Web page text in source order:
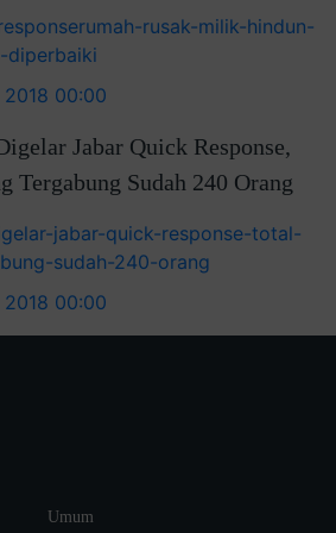
rusak-milik-hindun-
diperbaiki
2018 00:00
Jabar Quick Response,
Tergabung Sudah 240 Orang
jabar-quick-response-total-
sudah-240-orang
2018 00:00
Umum